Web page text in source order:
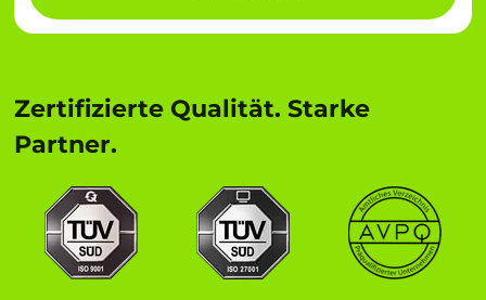
Zertifizierte Qualität. Starke
Partner.